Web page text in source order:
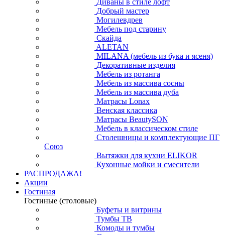
Добрый мастер
Могилевдрев
Мебель под старину
Скайда
ALETAN
MILANA (мебель из бука и ясеня)
Декоративные изделия
Мебель из ротанга
Мебель из массива сосны
Мебель из массива дуба
Матрасы Lonax
Венская классика
Матрасы BeautySON
Мебель в классическом стиле
Столешницы и комплектующие ПГ
Союз
Вытяжки для кухни ELIKOR
Кухонные мойки и смесители
РАСПРОДАЖА!
Акции
Гостиная
Гостиные (столовые)
Буфеты и витрины
Тумбы ТВ
Комоды и тумбы